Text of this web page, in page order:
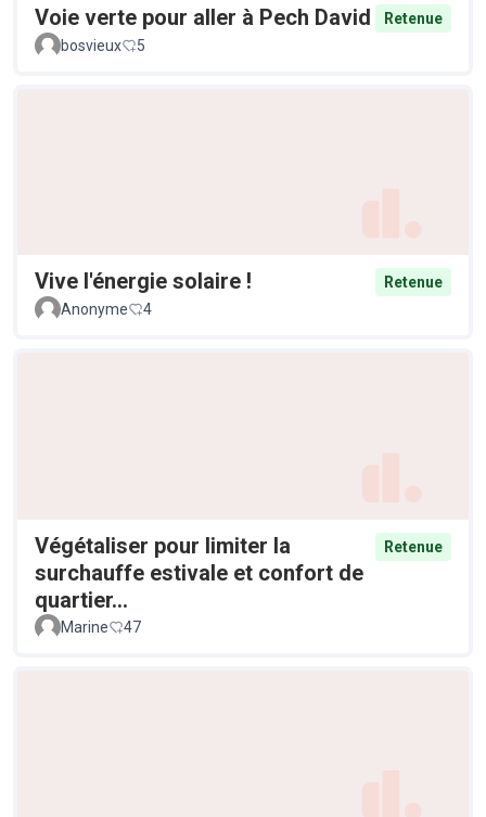
Voie verte pour aller à Pech David
Retenue
bosvieux
5
Vive l'énergie solaire !
Retenue
Anonyme
4
Végétaliser pour limiter la
surchauffe estivale et confort de
quartier...
Retenue
Marine 47